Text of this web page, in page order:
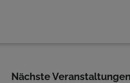
Nächste Veranstaltungen